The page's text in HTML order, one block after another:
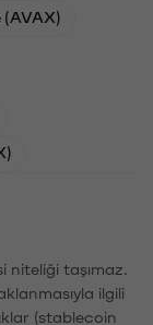
(AVAX)
niteliği taşımaz.
ilgili
(stablecoin